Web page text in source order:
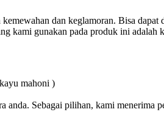
dan keglamoran. Bisa
kami gunakan pada produk ini adalah
mahoni )
Sebagai pilihan, kami menerima